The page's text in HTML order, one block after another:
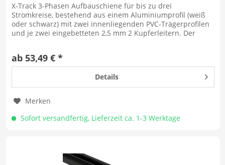
X-Track 3-Phasen Aufbauschiene für bis zu drei
Stromkreise, bestehend aus einem Aluminiumprofil (weiß
oder schwarz) mit zwei innenliegenden PVC-Trägerprofilen
und je zwei eingebetteten 2,5 mm 2 Kupferleitern. Der
ab 53,49 € *
Details
Merken
Sofort versandfertig, Lieferzeit ca. 1-3 Werktage